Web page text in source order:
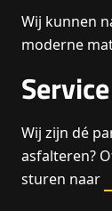
Wij kunnen
moderne
Wij zijn dé
asfalteren?
sturen naar